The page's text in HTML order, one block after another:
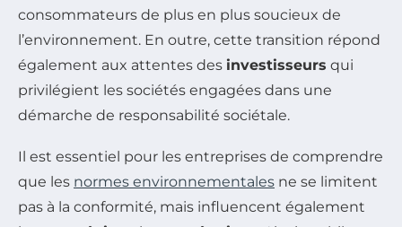
consommateurs de plus en plus soucieux de
l’environnement. En outre, cette transition répond
également aux attentes des investisseurs qui
privilégient les sociétés engagées dans une
démarche de responsabilité sociétale.
Il est essentiel pour les entreprises de comprendre
que les normes environnementales ne se limitent
pas à la conformité, mais influencent également